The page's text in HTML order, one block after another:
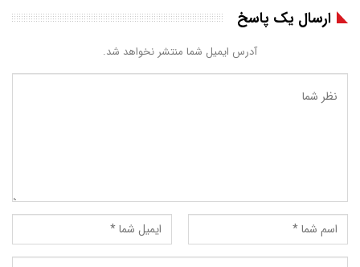
ارسال یک پاسخ
آدرس ایمیل شما منتشر نخواهد شد.